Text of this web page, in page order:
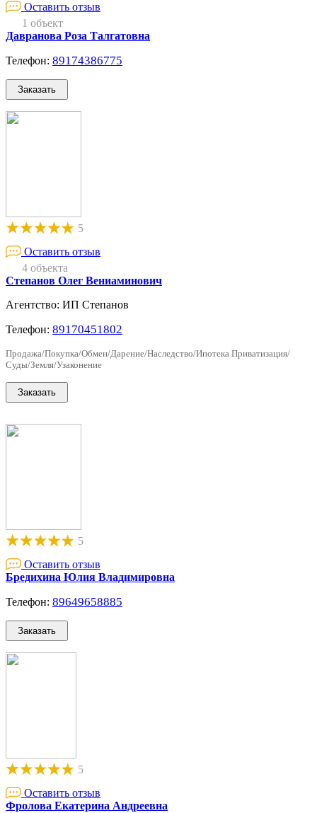
Оставить отзыв
1 объект
Давранова Роза Талгатовна
Телефон: 89174386775
5
Оставить отзыв
4 объекта
Степанов Олег Вениаминович
Агентство: ИП Степанов
Телефон: 89170451802
Продажа/Покупка/Обмен/Дарение/Наследство/Ипотека Приватизация/
Суды/Земля/Узаконение
5
Оставить отзыв
Бредихина Юлия Владимировна
Телефон: 89649658885
5
Оставить отзыв
Фролова Екатерина Андреевна